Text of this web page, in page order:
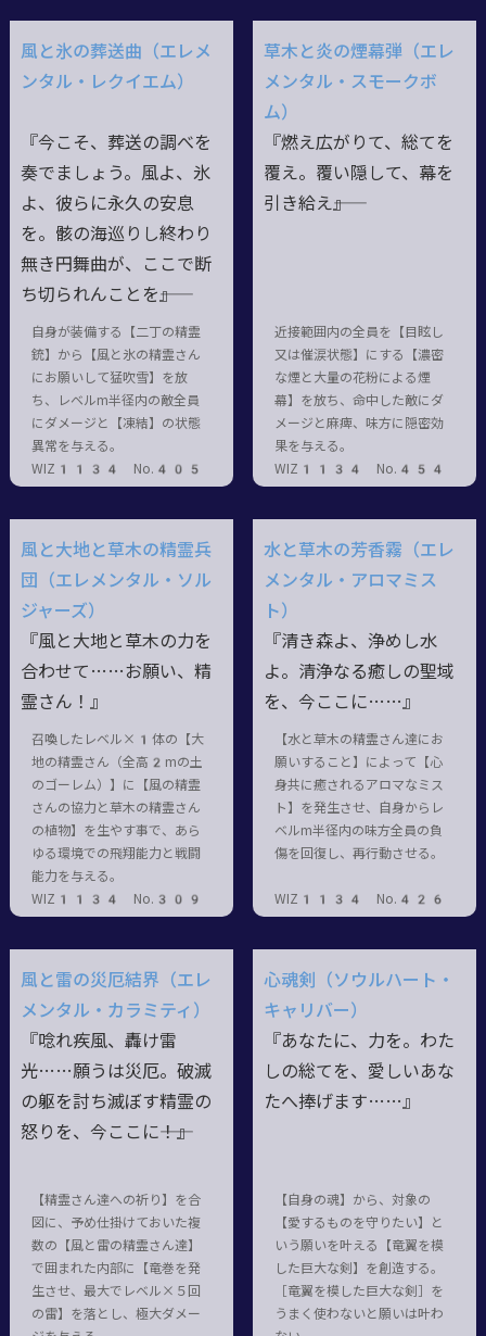
風と氷の葬送曲（エレメ
ンタル・レクイエム）
『今こそ、葬送の調べを
奏でましょう。風よ、氷
よ、彼らに永久の安息
を。骸の海巡りし終わり
無き円舞曲が、ここで断
ち切られんことを――』
自身が装備する【二丁の精霊
銃】から【風と氷の精霊さん
にお願いして猛吹雪】を放
ち、レベルm半径内の敵全員
にダメージと【凍結】の状態
異常を与える。
WIZ1134 No.405
草木と炎の煙幕弾（エレ
メンタル・スモークボ
ム）
『燃え広がりて、総てを
覆え。覆い隠して、幕を
引き給え――』
近接範囲内の全員を【目眩し
又は催涙状態】にする【濃密
な煙と大量の花粉による煙
幕】を放ち、命中した敵にダ
メージと麻痺、味方に隠密効
果を与える。
WIZ1134 No.454
風と大地と草木の精霊兵
団（エレメンタル・ソル
ジャーズ）
『風と大地と草木の力を
合わせて……お願い、精
霊さん！』
召喚したレベル×1体の【大
地の精霊さん（全高2mの土
のゴーレム）】に【風の精霊
さんの協力と草木の精霊さん
の植物】を生やす事で、あら
ゆる環境での飛翔能力と戦闘
能力を与える。
WIZ1134 No.309
水と草木の芳香霧（エレ
メンタル・アロマミス
ト）
『清き森よ、浄めし水
よ。清浄なる癒しの聖域
を、今ここに……』
【水と草木の精霊さん達にお
願いすること】によって【心
身共に癒されるアロマなミス
ト】を発生させ、自身からレ
ベルm半径内の味方全員の負
傷を回復し、再行動させる。
WIZ1134 No.426
風と雷の災厄結界（エレ
メンタル・カラミティ）
『唸れ疾風、轟け雷
光……願うは災厄。破滅
の躯を討ち滅ぼす精霊の
怒りを、今ここに――！』
【精霊さん達への祈り】を合
図に、予め仕掛けておいた複
数の【風と雷の精霊さん達】
で囲まれた内部に【竜巻を発
生させ、最大でレベル×５回
の雷】を落とし、極大ダメー
心魂剣（ソウルハート・
キャリバー）
『あなたに、力を。わた
しの総てを、愛しいあな
たへ捧げます……』
【自身の魂】から、対象の
【愛するものを守りたい】と
いう願いを叶える【竜翼を模
した巨大な剣】を創造する。
［竜翼を模した巨大な剣］を
うまく使わないと願いは叶わ